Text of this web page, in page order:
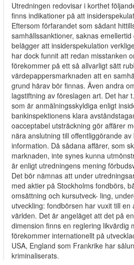
Utredningen redovisar i korthet
finns indikationer på att
Eftersom förfarandet som sådant
samhällssanktioner, saknas
belägger att insiderspekulation
har dock funnit att redan misstanken
förekommer på ett så allvarligt sätt
värdepappersmarknaden att en
grund härav bör finnas. Även andra
lagstiftning av föreslagen art. Det har
som är anmälningsskyldiga enligt
bankinspektionens klara
oacceptabel utsträckning gör affärer
nära anslutning till offentliggörande
information. Då sådana affärer, som
marknaden, inte synes kunna
är enligt utredningens mening
Det bör nämnas att under
med aktier på Stockholms fondbörs,
omsättning och kursutveck- ling,
utveckling: fondbörsen har vuxit till en
världen. Det är angeläget att det på
dimension finns en reglering likvärdig
förekommer internationellt på
USA, England som Frankrike har
kriminaliserats.